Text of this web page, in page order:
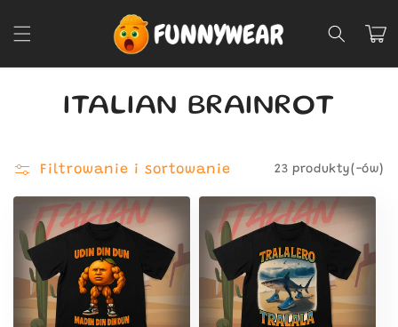
treści
Koszyk
K
l
e
k
c
ITALIAN BRAINROT
Filtrowanie i sortowanie 23 produkty(-ów)